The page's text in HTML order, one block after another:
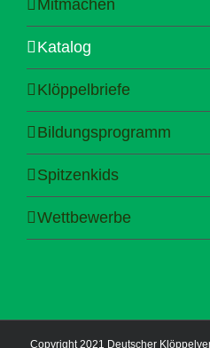
Mitmachen
Katalog
Klöppelbriefe
Bildungsprogramm
Spitzenkids
Wettbewerbe
Copyright 2021 Deutscher